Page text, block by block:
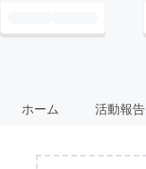
ホーム 活動報告